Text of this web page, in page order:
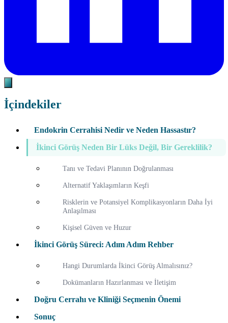
İçindekiler
Endokrin Cerrahisi Nedir ve Neden Hassastır?
İkinci Görüş Neden Bir Lüks Değil, Bir Gereklilik?
Tanı ve Tedavi Planının Doğrulanması
Alternatif Yaklaşımların Keşfi
Risklerin ve Potansiyel Komplikasyonların Daha İyi
Anlaşılması
Kişisel Güven ve Huzur
İkinci Görüş Süreci: Adım Adım Rehber
Hangi Durumlarda İkinci Görüş Almalısınız?
Dokümanların Hazırlanması ve İletişim
Doğru Cerrahı ve Kliniği Seçmenin Önemi
Sonuç